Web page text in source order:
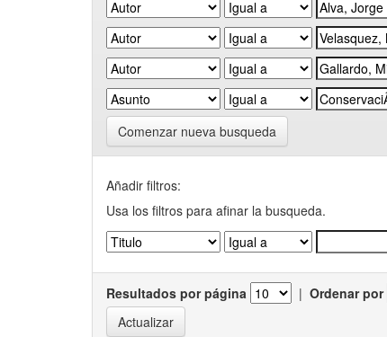
Comenzar nueva busqueda
Añadir filtros:
Usa los filtros para afinar la busqueda.
Resultados por página | Ordenar por